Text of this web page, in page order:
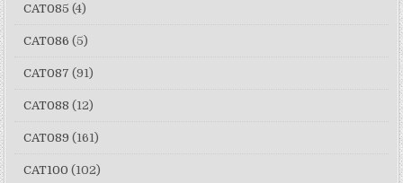
CAT085 (4)
CAT086 (5)
CAT087 (91)
CAT088 (12)
CAT089 (161)
CAT100 (102)